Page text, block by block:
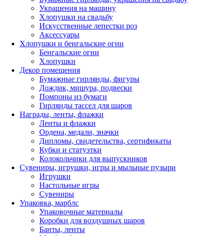
Украшения на машину
Хлопушки на свадьбу
Искусственные лепестки роз
Аксессуары
Хлопушки и бенгальские огни
Бенгальские огни
Хлопушки
Декор помещения
Бумажные гирлянды, фигуры
Дождик, мишура, подвески
Помпоны из бумаги
Гирлянды тассел для шаров
Награды, ленты, флажки
Ленты и флажки
Ордена, медали, значки
Дипломы, свидетельства, сертификаты
Кубки и статуэтки
Колокольчики для выпускников
Сувениры, игрушки, игры и мыльные пузыри
Игрушки
Настольные игры
Сувениры
Упаковка, марблс
Упаковочные материалы
Коробки для воздушных шаров
Банты, ленты